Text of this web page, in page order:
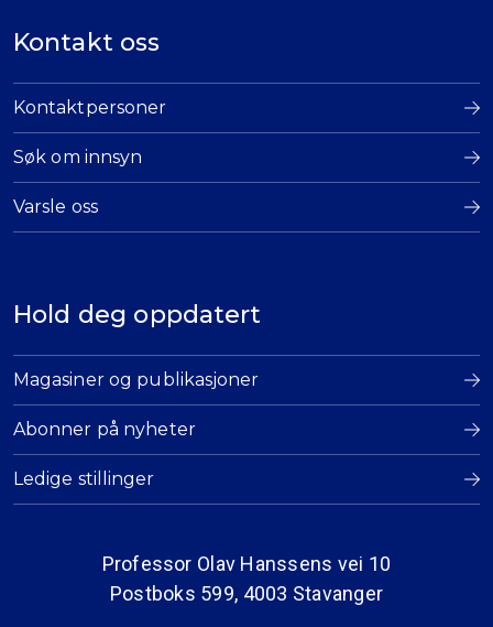
Kontakt oss
Kontaktpersoner
Søk om innsyn
Varsle oss
Hold deg oppdatert
Magasiner og publikasjoner
Abonner på nyheter
Ledige stillinger
Professor Olav Hanssens vei 10
Postboks 599, 4003 Stavanger